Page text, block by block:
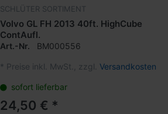
SCHLÜTER SORTIMENT
Volvo GL FH 2013 40ft. HighCube
ContAufl.
Art.-Nr. BM000556
* Preise inkl. MwSt., zzgl. Versandkosten
sofort lieferbar
24,50 € *